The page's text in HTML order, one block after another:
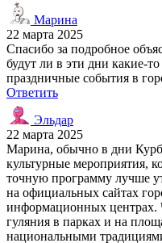
Марина
22 марта 2025
Спасибо за подробное
будут ли в эти дни какие-
праздничные события в
Ответить
Эльдар
22 марта 2025
Марина, обычно в дни
культурные мероприятия,
точную программу лучше
на официальных сайтах
информационных центрах.
гуляния в парках и на
национальными